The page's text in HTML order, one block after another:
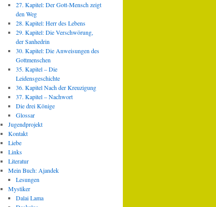
27. Kapitel: Der Gott-Mensch zeigt
den Weg
28. Kapitel: Herr des Lebens
29. Kapitel: Die Verschwörung,
der Sanhedrin
30. Kapitel: Die Anweisungen des
Gottmenschen
35. Kapitel – Die
Leidensgeschichte
36. Kapitel Nach der Kreuzigung
37. Kapitel – Nachwort
Die drei Könige
Glossar
Jugendprojekt
Kontakt
Liebe
Links
Literatur
Mein Buch: Ajandek
Lesungen
Mystiker
Dalai Lama